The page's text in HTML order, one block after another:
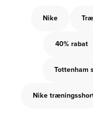
Nike
40% rabat
Tottenham
Nike